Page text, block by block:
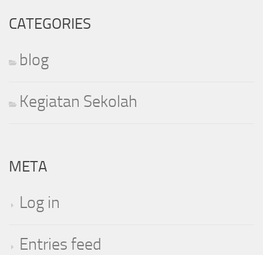
CATEGORIES
blog
Kegiatan Sekolah
META
Log in
Entries feed